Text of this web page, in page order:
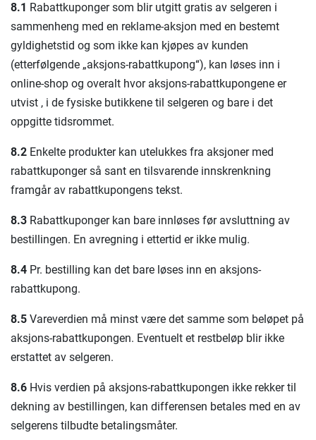
8.1 Rabattkuponger som blir utgitt gratis av selgeren i
sammenheng med en reklame-aksjon med en bestemt
gyldighetstid og som ikke kan kjøpes av kunden
(etterfølgende „aksjons-rabattkupong“), kan løses inn i
online-shop og overalt hvor aksjons-rabattkupongene er
utvist , i de fysiske butikkene til selgeren og bare i det
oppgitte tidsrommet.
8.2 Enkelte produkter kan utelukkes fra aksjoner med
rabattkuponger så sant en tilsvarende innskrenkning
framgår av rabattkupongens tekst.
8.3 Rabattkuponger kan bare innløses før avsluttning av
bestillingen. En avregning i ettertid er ikke mulig.
8.4 Pr. bestilling kan det bare løses inn en aksjons-
rabattkupong.
8.5 Vareverdien må minst være det samme som beløpet på
aksjons-rabattkupongen. Eventuelt et restbeløp blir ikke
erstattet av selgeren.
8.6 Hvis verdien på aksjons-rabattkupongen ikke rekker til
dekning av bestillingen, kan differensen betales med en av
selgerens tilbudte betalingsmåter.